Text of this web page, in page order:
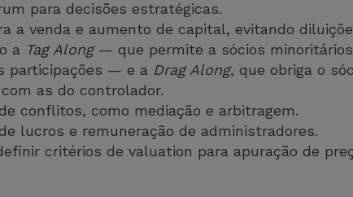
para decisões estratégicas.
a venda e aumento de capital, evitando
a Tag Along— que permite a sócios minoritários
participações — e a Drag Along, que obriga o
as do controlador.
conflitos, como mediação e arbitragem.
lucros e remuneração de administradores.
critérios de valuation para apuração de